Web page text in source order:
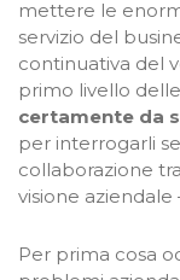
mettere le
servizio del
continuativa del
primo livello
certamente da
per interrogarli
collaborazione
visione aziendale
Per prima cosa